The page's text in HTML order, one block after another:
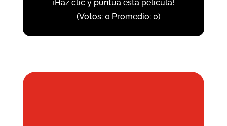
¡Haz clic y puntúa esta película!
(Votos: 0 Promedio: 0)